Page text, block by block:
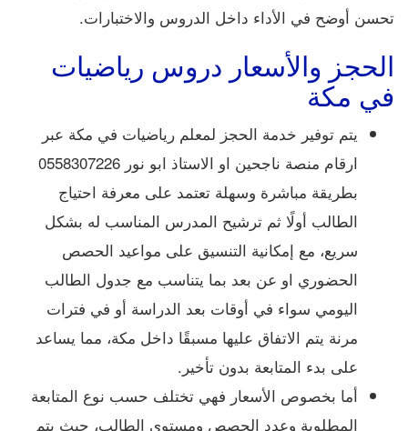
تحسن أوضح في الأداء داخل الدروس والاختبارات.
الحجز والأسعار دروس رياضيات
في مكة
يتم توفير خدمة الحجز لمعلم رياضيات في مكة عبر
ارقام منصة ناجحين او الاستاذ ابو نور 0558307226
بطريقة مباشرة وسهلة تعتمد على معرفة احتياج
الطالب أولًا ثم ترشيح المدرس المناسب له بشكل
سريع، مع إمكانية التنسيق على مواعيد الحصص
الحضوري او عن بعد بما يتناسب مع جدول الطالب
اليومي سواء في أوقات بعد الدراسة أو في فترات
مرنة يتم الاتفاق عليها مسبقًا داخل مكة، مما يساعد
على بدء المتابعة بدون تأخير.
أما بخصوص الأسعار فهي تختلف حسب نوع المتابعة
المطلوبة وعدد الحصص ومستوى الطالب، حيث يتم